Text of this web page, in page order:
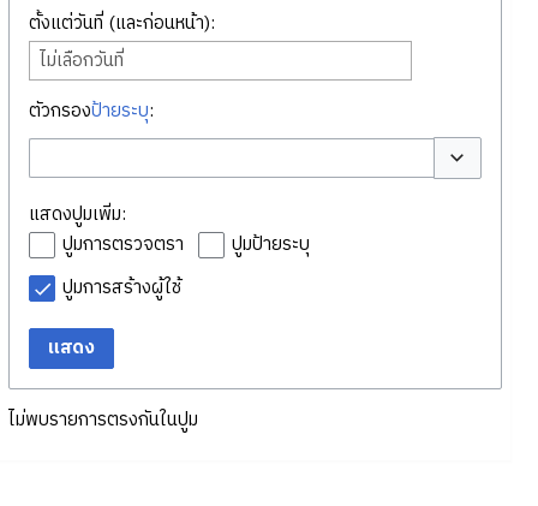
ตั้งแต่วันที่ (และก่อนหน้า):
ไม่เลือกวันที่
ตัวกรองป้ายระบุ:
สลับตัวเลือก
แสดงปูมเพิ่ม:
ปูมการตรวจตรา
ปูมป้ายระบุ
ปูมการสร้างผู้ใช้
แสดง
ไม่พบรายการตรงกันในปูม